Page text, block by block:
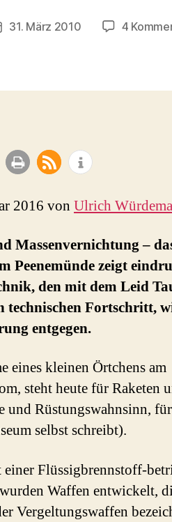
31. März 2010 4
2016 von Ulrich
Massenvernichtung –
Peenemünde zeigt
den mit dem Leid
technischen Fortschritt,
entgegen.
eines kleinen Örtchens am
steht heute für Raketen
und Rüstungswahnsinn, für
selbst schreibt).
Flüssigbrennstoff-
Waffen entwickelt,
Vergeltungswaffen